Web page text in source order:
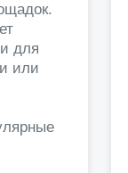
для
или